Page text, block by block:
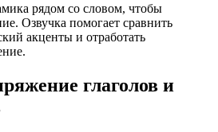
рядом со словом, чтобы
Озвучка помогает сравнить
акценты и отработать
глаголов и